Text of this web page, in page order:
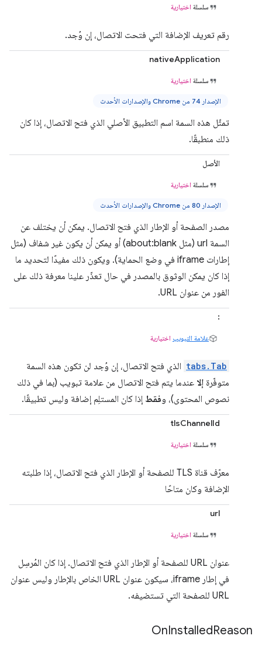
سلسلة اختيارية
رقم تعريف الإضافة التي فتحت الاتصال، إن وُجد.
nativeApplication
سلسلة اختيارية
الإصدار 74 من Chrome والإصدارات الأحدث
تمثّل هذه السمة اسم التطبيق الأصلي الذي فتح الاتصال، إذا كان
ذلك منطبقًا.
الأصل
سلسلة اختيارية
الإصدار 80 من Chrome والإصدارات الأحدث
مصدر الصفحة أو الإطار الذي فتح الاتصال. يمكن أن يختلف عن
السمة url (مثل about:blank) أو يمكن أن يكون غير شفاف (مثل
إطارات iframe في وضع الحماية). ويكون ذلك مفيدًا لتحديد ما
إذا كان يمكن الوثوق بالمصدر في حال تعذّر علينا معرفة ذلك على
الفور من عنوان URL.
‏:
علامة التبويب اختيارية
tabs.Tab الذي فتح الاتصال، إن وُجد لن تكون هذه السمة
متوفّرة إلا عندما يتم فتح الاتصال من علامة تبويب (بما في ذلك
نصوص المحتوى)، وفقط إذا كان المستلِم إضافة وليس تطبيقًا.
tlsChannelId
سلسلة اختيارية
معرّف قناة TLS للصفحة أو الإطار الذي فتح الاتصال، إذا طلبته
الإضافة وكان متاحًا
url
سلسلة اختيارية
عنوان URL للصفحة أو الإطار الذي فتح الاتصال. إذا كان المُرسِل
في إطار iframe، سيكون عنوان URL الخاص بالإطار وليس عنوان
URL للصفحة التي تستضيفه.
OnInstalledReason